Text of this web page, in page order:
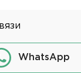
WhatsApp